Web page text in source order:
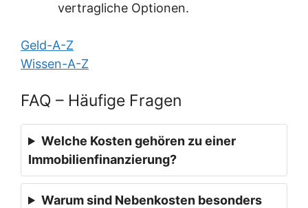
vertragliche Optionen.
Geld-A-Z
Wissen-A-Z
FAQ – Häufige Fragen
Welche Kosten gehören zu einer
Immobilienfinanzierung?
Warum sind Nebenkosten besonders